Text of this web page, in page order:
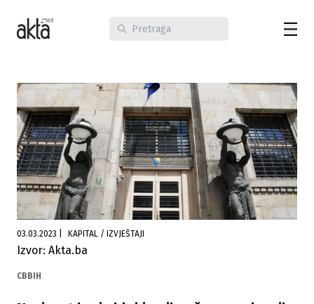
03.03.2023 KAPITAL / IZVJEŠTAJI
Izvor: Akta.ba
CBBIH